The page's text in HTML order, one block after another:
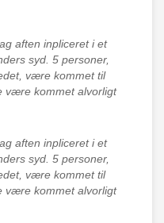
aften inpliceret i et
syd. 5 personer,
være kommet til
være kommet alvorligt
aften inpliceret i et
syd. 5 personer,
være kommet til
være kommet alvorligt